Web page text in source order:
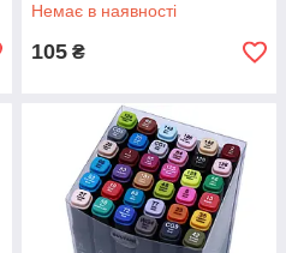
Немає в наявності
105 ₴